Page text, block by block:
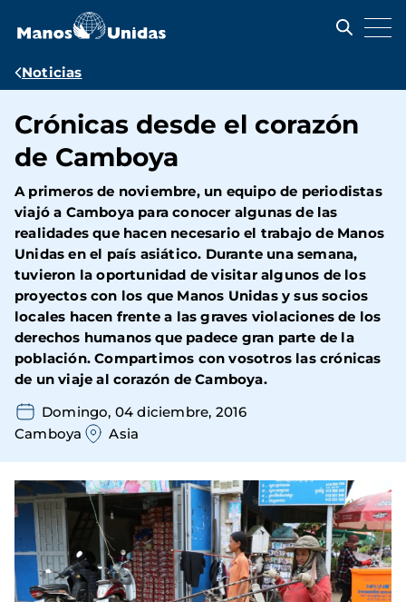
contenido
Ruta
navegación
Noticias
Crónicas desde el corazón
de Camboya
A primeros de noviembre, un equipo de periodistas
viajó a Camboya para conocer algunas de las
realidades que hacen necesario el trabajo de Manos
Unidas en el país asiático. Durante una semana,
tuvieron la oportunidad de visitar algunos de los
proyectos con los que Manos Unidas y sus socios
locales hacen frente a las graves violaciones de los
derechos humanos que padece gran parte de la
población. Compartimos con vosotros las crónicas
de un viaje al corazón de Camboya.
Domingo, 04 diciembre, 2016
Camboya
Asia